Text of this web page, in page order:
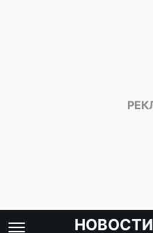
НОВОСТИ